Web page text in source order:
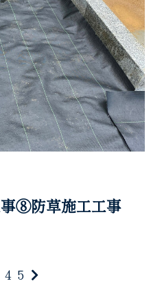
⑧防草施工工事
4 5